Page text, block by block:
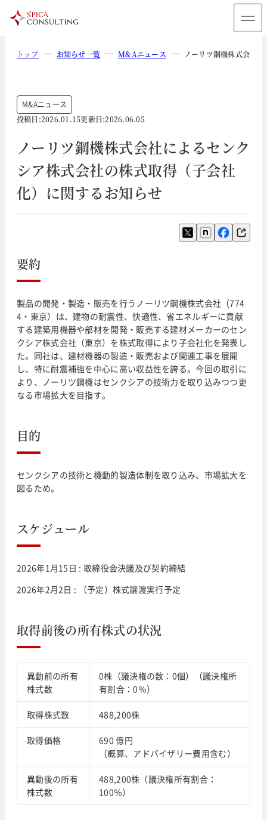
トップ お知らせ一覧 M&Aニュース ノーリツ鋼機株式会社
M&Aニュース
投稿日:2026.01.15更新日:2026.06.05
ノーリツ鋼機株式会社によるセンク
シア株式会社の株式取得（子会社
化）に関するお知らせ
要約
製品の開発・製造・販売を行うノーリツ鋼機株式会社（774
4・東京）は、建物の耐震性、快適性、省エネルギーに貢献
する建築用機器や部材を開発・販売する建材メーカーのセン
クシア株式会社（東京）を株式取得により子会社化を発表し
た。同社は、建材機器の製造・販売および関連工事を展開
し、特に耐震補強を中心に高い収益性を誇る。今回の取引に
より、ノーリツ鋼機はセンクシアの技術力を取り込みつつ更
なる市場拡大を目指す。
目的
センクシアの技術と機動的製造体制を取り込み、市場拡大を
図るため。
スケジュール
2026年1月15日 : 取締役会決議及び契約締結
2026年2月2日 : （予定）株式譲渡実行予定
取得前後の所有株式の状況
異動前の所有
株式数
0株（議決権の数：0個）（議決権所
有割合：0％）
取得株式数 488,200株
取得価格
690 億円
（概算、アドバイザリー費用含む）
異動後の所有
株式数
488,200株（議決権所有割合：
100％）